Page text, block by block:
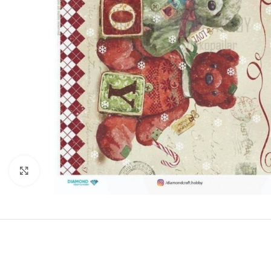
Click to enlarge